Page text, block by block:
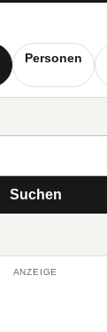
Personen
Suchen
ANZEIGE